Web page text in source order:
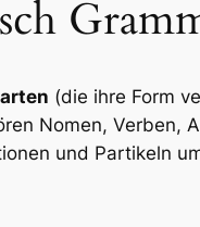
(die ihre Form
Nomen, Verben,
und Partikeln